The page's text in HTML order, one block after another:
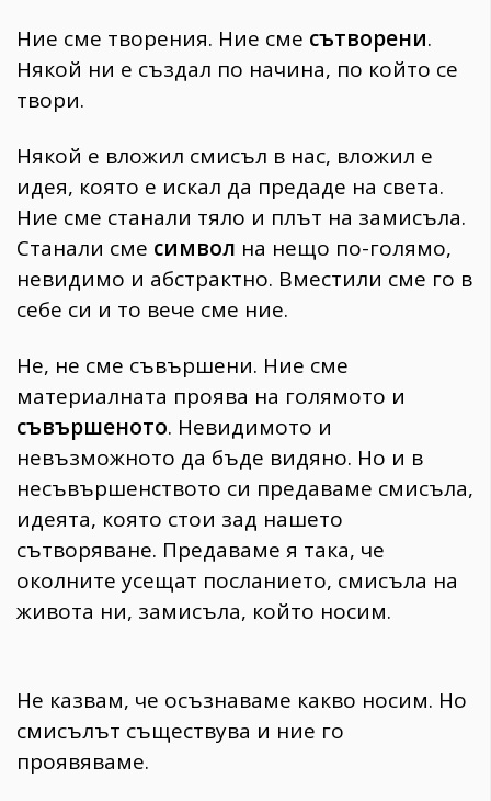
Gentlemen
382
Wellness
ПОСЛЕДВАЙТЕ
НИ
Ние сме творения. Ние сме сътворени.
Някой ни е създал по начина, по който се
твори.
Някой е вложил смисъл в нас, вложил е
идея, която е искал да предаде на света.
Ние сме станали тяло и плът на замисъла.
Станали сме символ на нещо по-голямо,
невидимо и абстрактно. Вместили сме го в
себе си и то вече сме ние.
Не, не сме съвършени. Ние сме
материалната проява на голямото и
съвършеното. Невидимото и
невъзможното да бъде видяно. Но и в
несъвършенството си предаваме смисъла,
идеята, която стои зад нашето
сътворяване. Предаваме я така, че
околните усещат посланието, смисъла на
живота ни, замисъла, който носим.
Не казвам, че осъзнаваме какво носим. Но
смисълът съществува и ние го
проявяваме.